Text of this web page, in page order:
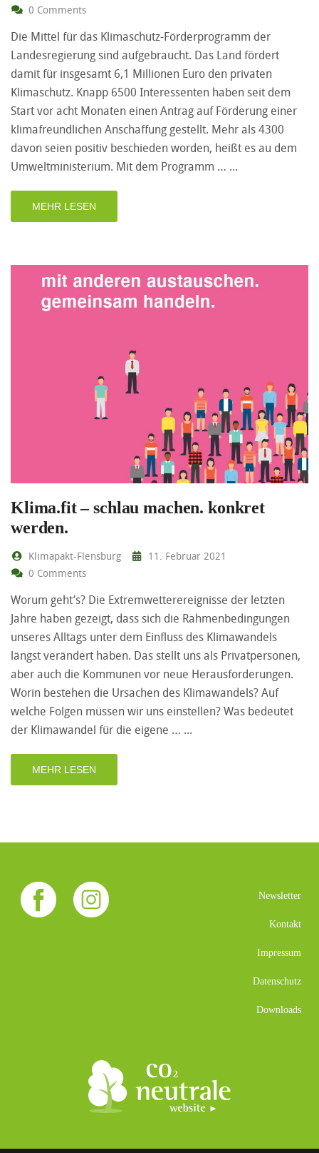
0 Comments
Die Mittel für das Klimaschutz-Förderprogramm der
Landesregierung sind aufgebraucht. Das Land fördert
damit für insgesamt 6,1 Millionen Euro den privaten
Klimaschutz. Knapp 6500 Interessenten haben seit dem
Start vor acht Monaten einen Antrag auf Förderung einer
klimafreundlichen Anschaffung gestellt. Mehr als 4300
davon seien positiv beschieden worden, heißt es au dem
Umweltministerium. Mit dem Programm …
MEHR LESEN
Klima.fit – schlau machen. konkret
werden.
Klimapakt-Flensburg
11. Februar 2021
0 Comments
Worum geht’s? Die Extremwetterereignisse der letzten
Jahre haben gezeigt, dass sich die Rahmenbedingungen
unseres Alltags unter dem Einfluss des Klimawandels
längst verändert haben. Das stellt uns als Privatpersonen,
aber auch die Kommunen vor neue Herausforderungen.
Worin bestehen die Ursachen des Klimawandels? Auf
welche Folgen müssen wir uns einstellen? Was bedeutet
der Klimawandel für die eigene …
MEHR LESEN
Newsletter
Kontakt
Impressum
Datenschutz
Downloads